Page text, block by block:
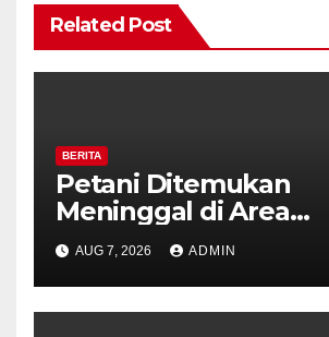
Related Post
BERITA
Petani Ditemukan
Meninggal di Area
Persawahan Kalibeji,
Pastikan Tidak Ada
Kekerasan
AUG 7, 2026 ADMIN